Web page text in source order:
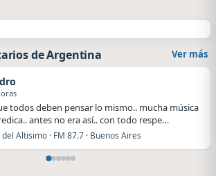
de Argentina Ver más
todos deben pensar lo mismo.. mucha música
antes no era así.. con todo respe…
Altisimo · FM 87.7 · Buenos Aires